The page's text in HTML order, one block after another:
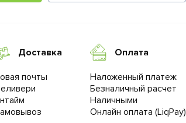
Доставка
почты
Оплата
Наложенный платеж
Безналичный расчет
Наличными
Онлайн оплата (LiqPay)